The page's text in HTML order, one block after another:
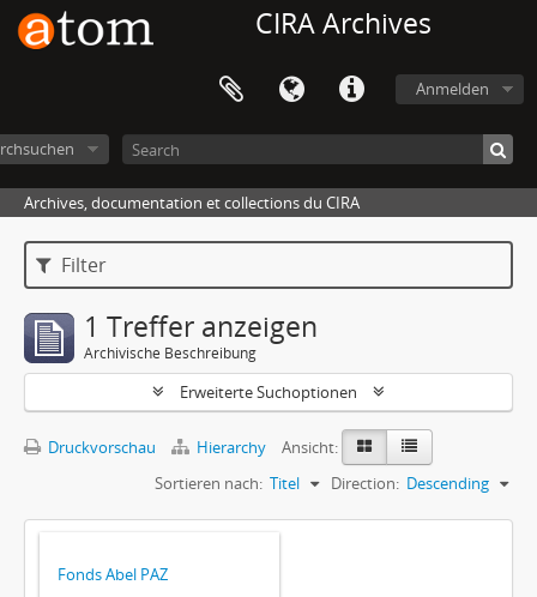
CIRA Archives
Anmelden
Archives, documentation et collections du CIRA
Filter
1 Treffer anzeigen
Archivische Beschreibung
Erweiterte Suchoptionen
Druckvorschau Hierarchy
Ansicht:
Sortieren nach: Titel Direction: Descending
Fonds Abel PAZ